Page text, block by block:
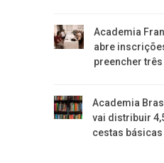
Academia
abre
preencher
Academia
vai distribuir
cestas básicas